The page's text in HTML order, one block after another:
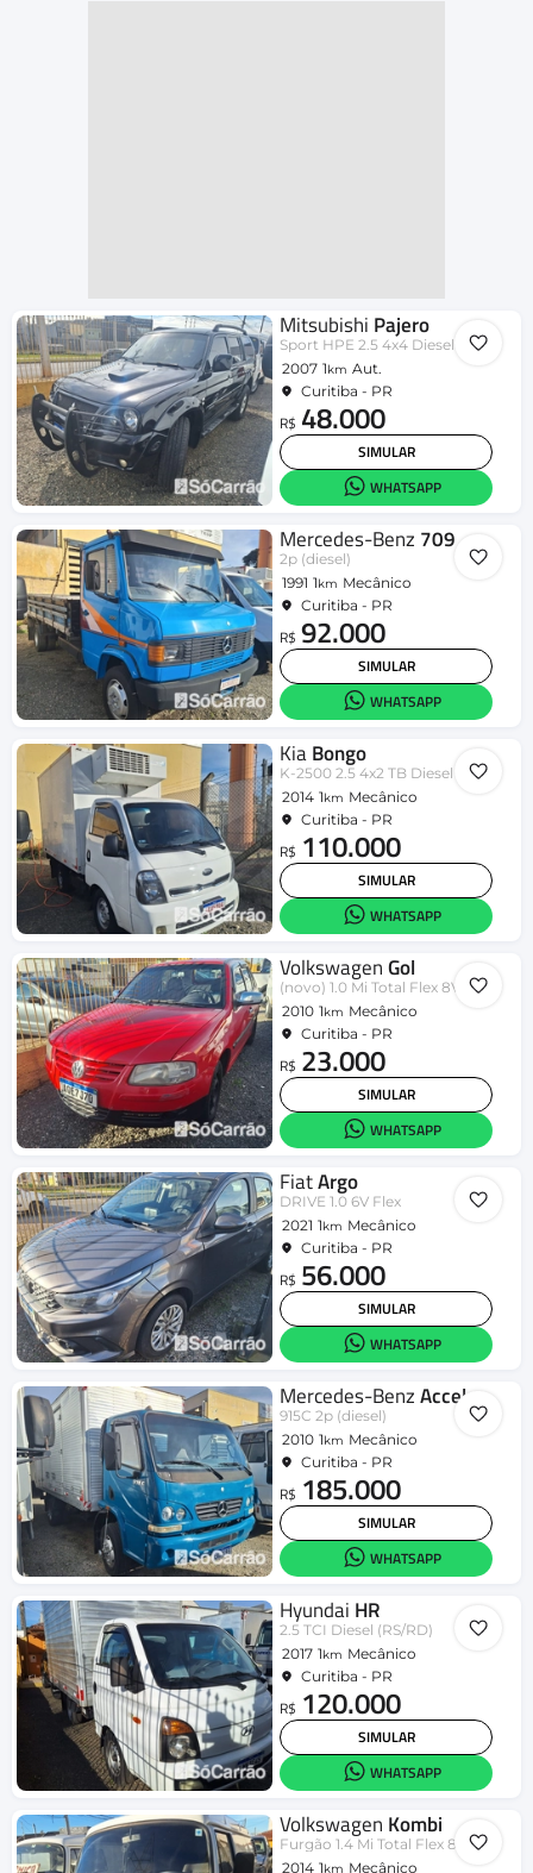
Mitsubishi Pajero
Sport HPE 2.5 4x4 Diesel Aut.
2007 1km Aut.
Curitiba - PR
R$ 48.000
SIMULAR
WHATSAPP
Mercedes-Benz 709
2p (diesel)
1991 1km Mecânico
Curitiba - PR
R$ 92.000
SIMULAR
WHATSAPP
KiaBongo
K-2500 2.5 4x2 TB Diesel
2014 1km Mecânico
Curitiba - PR
R$ 110.000
SIMULAR
WHATSAPP
VolkswagenGol
(novo) 1.0 Mi Total Flex 8V 4p
2010 1km Mecânico
Curitiba - PR
R$ 23.000
SIMULAR
WHATSAPP
FiatArgo
DRIVE 1.0 6V Flex
2021 1km Mecânico
Curitiba - PR
R$ 56.000
SIMULAR
WHATSAPP
Mercedes-BenzAccelo
915C 2p (diesel)
2010 1km Mecânico
Curitiba - PR
R$ 185.000
SIMULAR
WHATSAPP
Hyundai HR
2.5 TCI Diesel (RS/RD)
2017 1km Mecânico
Curitiba - PR
R$ 120.000
SIMULAR
WHATSAPP
Volkswagen Kombi
Furgão 1.4 Mi Total Flex 8V
2014 1km Mecânico